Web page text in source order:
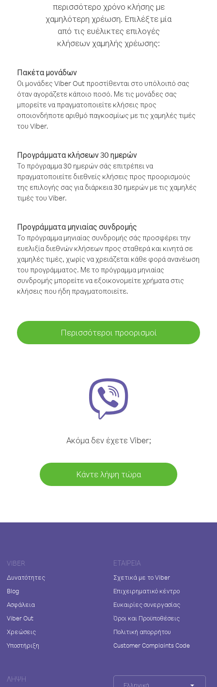
περισσότερο χρόνο κλήσης με
χαμηλότερη χρέωση. Επιλέξτε μία
από τις ευέλικτες επιλογές
κλήσεων χαμηλής χρέωσης:
Πακέτα μονάδων
Οι μονάδες Viber Out προστίθενται στο υπόλοιπό σας
όταν αγοράζετε κάποιο ποσό. Με τις μονάδες σας
μπορείτε να πραγματοποιείτε κλήσεις προς
οποιονδήποτε αριθμό παγκοσμίως με τις χαμηλές τιμές
του Viber.
Προγράμματα κλήσεων 30 ημερών
Το πρόγραμμα 30 ημερών σάς επιτρέπει να
πραγματοποιείτε διεθνείς κλήσεις προς προορισμούς
της επιλογής σας για διάρκεια 30 ημερών με τις χαμηλές
τιμές του Viber.
Προγράμματα μηνιαίας συνδρομής
Το πρόγραμμα μηνιαίας συνδρομής σάς προσφέρει την
ευελιξία διεθνών κλήσεων προς σταθερά και κινητά σε
χαμηλές τιμές, χωρίς να χρειάζεται κάθε φορά ανανέωση
του προγράμματος. Με το πρόγραμμα μηνιαίας
συνδρομής μπορείτε να εξοικονομείτε χρήματα στις
κλήσεις που ήδη πραγματοποιείτε.
Περισσότεροι προορισμοί
Ακόμα δεν έχετε Viber;
Κάντε λήψη τώρα
VIBER
Δυνατότητες
Blog
Ασφάλεια
Viber Out
Χρεώσεις
Υποστήριξη
ΕΤΑΙΡΕΊΑ
Σχετικά με το Viber
Επιχειρηματικό κέντρο
Ευκαιρίες συνεργασίας
Όροι και Προϋποθέσεις
Πολιτική απορρήτου
Customer Complaints Code
ΛΉΨΗ
Ελληνικά